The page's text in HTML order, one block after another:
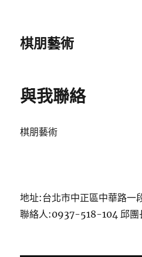
棋朋藝術
與我聯絡
棋朋藝術
地址:台北市中正區中華路一
聯絡人:0937-518-104 邱團